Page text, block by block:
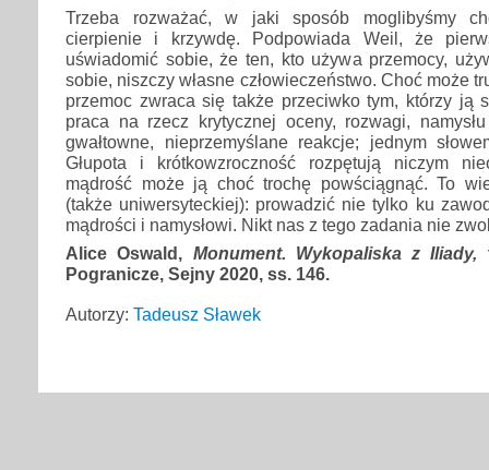
Trzeba rozważać, w jaki sposób moglibyśmy
cierpienie i krzywdę. Podpowiada Weil, że
uświadomić sobie, że ten, kto używa przemocy,
sobie, niszczy własne człowieczeństwo. Choć może
przemoc zwraca się także przeciwko tym, którzy ją
praca na rzecz krytycznej oceny, rozwagi,
gwałtowne, nieprzemyślane reakcje; jednym
Głupota i krótkowzroczność rozpętują niczym
mądrość może ją choć trochę powściągnąć. To
(także uniwersyteckiej): prowadzić nie tylko ku
mądrości i namysłowi. Nikt nas z tego zadania nie
Alice Oswald, Monument. Wykopaliska z Iliady,
Pogranicze, Sejny 2020, ss. 146.
Autorzy: Tadeusz Sławek